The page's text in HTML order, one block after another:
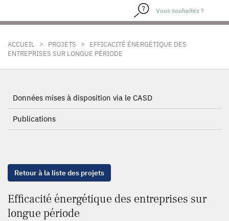
ACCUEIL > PROJETS >
EFFICACITÉ ÉNERGÉTIQUE DES
ENTREPRISES SUR LONGUE PÉRIODE
Données mises à disposition via le CASD
Publications
Retour à la liste des projets
Efficacité énergétique des entreprises sur
longue période